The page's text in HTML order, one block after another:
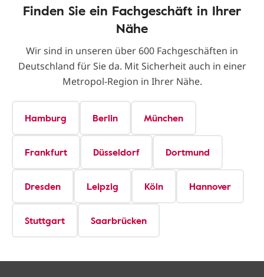
Finden Sie ein Fachgeschäft in Ihrer
Nähe
Wir sind in unseren über 600 Fachgeschäften in
Deutschland für Sie da. Mit Sicherheit auch in einer
Metropol-Region in Ihrer Nähe.
Hamburg Berlin München
Frankfurt Düsseldorf Dortmund
Dresden Leipzig Köln Hannover
Stuttgart Saarbrücken